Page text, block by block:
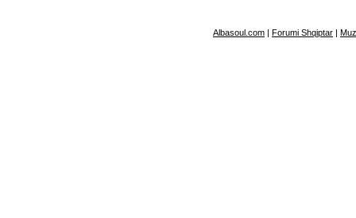
Albasoul.com | Forumi Shqiptar |